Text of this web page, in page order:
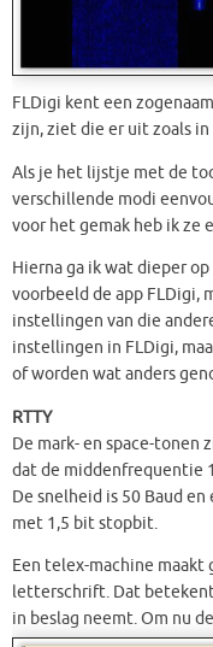
FLDigi kent een
zijn, ziet die er uit zoals in
Als je het lijstje met de
verschillende modi
voor het gemak heb ik ze
Hierna ga ik wat dieper
voorbeeld de app FLDigi,
instellingen van die
instellingen in FLDigi,
of worden wat anders
RTTY
De mark- en space-tonen
dat de middenfrequentie
De snelheid is 50 Baud
met 1,5 bit stopbit.
Een telex-machine
letterschrift. Dat
in beslag neemt. Om nu